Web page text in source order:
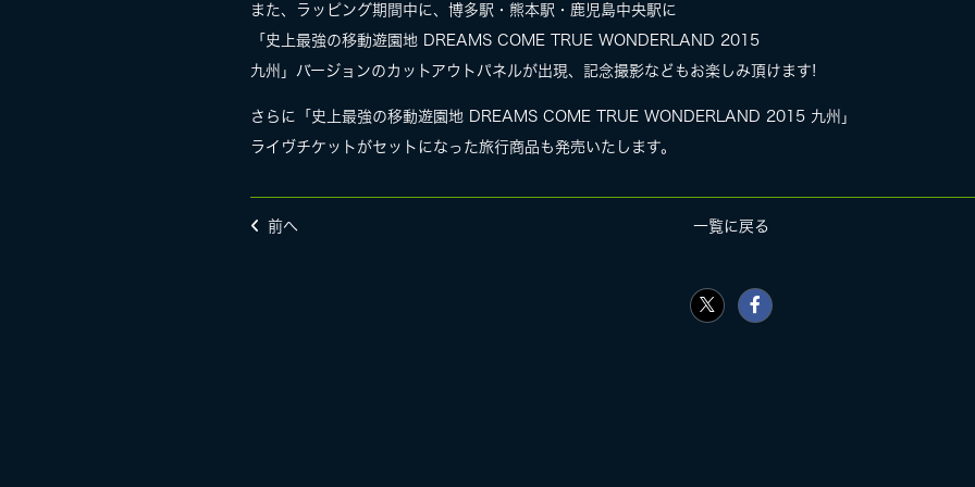
また、ラッピング期間中に、博多駅・熊本駅・鹿児島中央駅に
「史上最強の移動遊園地 DREAMS COME TRUE WONDERLAND 2015
九州」バージョンのカットアウトパネルが出現、記念撮影などもお楽しみ頂けます!
さらに「史上最強の移動遊園地 DREAMS COME TRUE WONDERLAND 2015 九州」
ライヴチケットがセットになった旅行商品も発売いたします。
前へ 一覧に戻る